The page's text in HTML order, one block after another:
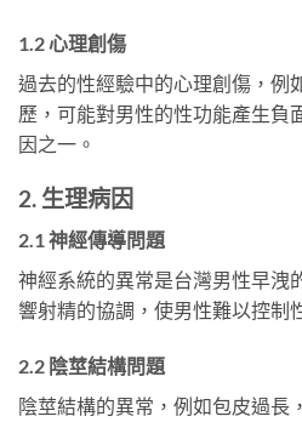
1.2 心理創傷
過去的性經驗中的心理創傷，例
歷，可能對男性的性功能產生負
因之一。
2. 生理病因
2.1 神經傳導問題
神經系統的異常是台灣男性早洩
響射精的協調，使男性難以控制
2.2 陰莖結構問題
陰莖結構的異常，例如包皮過長